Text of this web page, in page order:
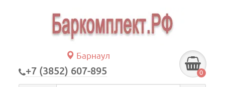
Барнаул
+7 (3852) 607-895 0